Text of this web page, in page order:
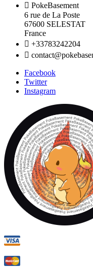
 PokeBasement
6 rue de La Poste
67600 SELESTAT
France
 +33783242204

Facebook
Twitter
Instagram